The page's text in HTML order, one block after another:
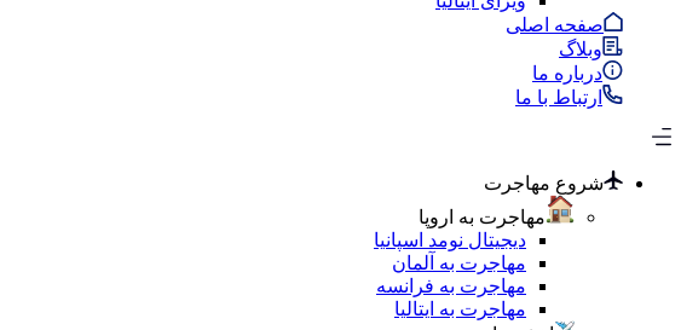
صفحه اصلی
وبلاگ
درباره ما
ارتباط با ما
شروع مهاجرت
مهاجرت به اروپا
دیجیتال نومد اسپانیا
مهاجرت به آلمان
مهاجرت به فرانسه
مهاجرت به ایتالیا